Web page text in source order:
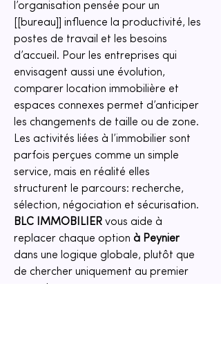
l’organisation pensée pour un
[[bureau]] influence la productivité, les
postes de travail et les besoins
d’accueil. Pour les entreprises qui
envisagent aussi une évolution,
comparer location immobilière et
espaces connexes permet d’anticiper
les changements de taille ou de zone.
Les activités liées à l’immobilier sont
parfois perçues comme un simple
service, mais en réalité elles
structurent le parcours: recherche,
sélection, négociation et sécurisation.
BLC IMMOBILIER vous aide à
replacer chaque option à Peynier
dans une logique globale, plutôt que
de chercher uniquement au premier